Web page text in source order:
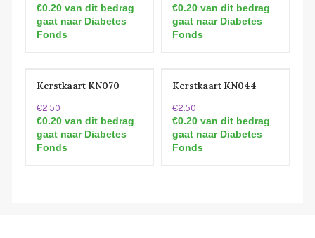
€0.20 van dit bedrag
gaat naar Diabetes
Fonds
€0.20 van dit bedrag
gaat naar Diabetes
Fonds
Kerstkaart KN070
€2.50
€0.20 van dit bedrag
gaat naar Diabetes
Fonds
Kerstkaart KN044
€2.50
€0.20 van dit bedrag
gaat naar Diabetes
Fonds